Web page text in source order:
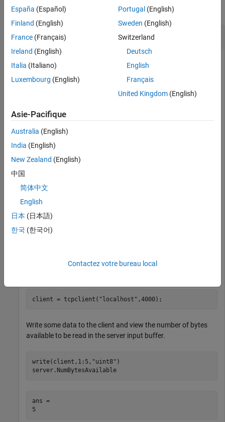
collapse all
Flush TCP/IP Server Inputs and Outputs
Create a TCP/IP server on port 4000.
server =
  TCPServer with properties:
        ServerAddress: "::"
        ClientAddress: ""
           ClientPort: []
    NumBytesAvailable: 0
  Show all properties, functions
. You must specify the same port number you use
client = tcpclient( "localhost" ,4000);
Write some data to the client and view the number of bytes
available to be read in the server input buffer.
write(client,1:5, "uint8" )
server.NumBytesAvailable
ans =
España (Español)
Finland (English)
France (Français)
Ireland (English)
Italia (Italiano)
Luxembourg (English)
Portugal (English)
Sweden (English)
Switzerland
Deutsch
English
Français
United Kingdom(English)
Asie-Pacifique
Australia (English)
India (English)
New Zealand (English)
中国
简体中文
English
日本 (日本語)
한국 (한국어)
Contactez votre bureau local